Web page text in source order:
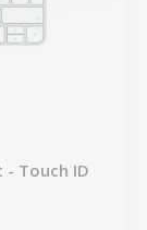
- Touch ID